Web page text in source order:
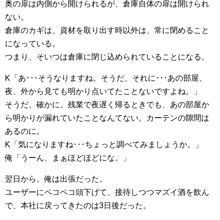
奥の扉は内側から開けられるが、倉庫自体の扉は開けられ
ない。
倉庫のカギは、資材を取り出す時以外は、常に閉めること
になっている。
つまり、そいつは倉庫に閉じ込められていることになる。
K「あ･･･そうなりますね。そうだ、それに･･･あの部屋、
夜、外から見ても明かり点いてたことないですよね。」
そうだ、確かに。残業で夜遅く帰るときでも、あの部屋か
ら明かりが漏れていたことなんてない。カーテンの隙間は
あるのに。
K「気になりますね･･･ちょっと調べてみましょうか。」
俺「うーん、まぁほどほどにな。」
翌日から、俺は出張だった。
ユーザーにペコペコ頭下げて、接待しつつマズイ酒を飲ん
で、本社に戻ってきたのは3日後だった。